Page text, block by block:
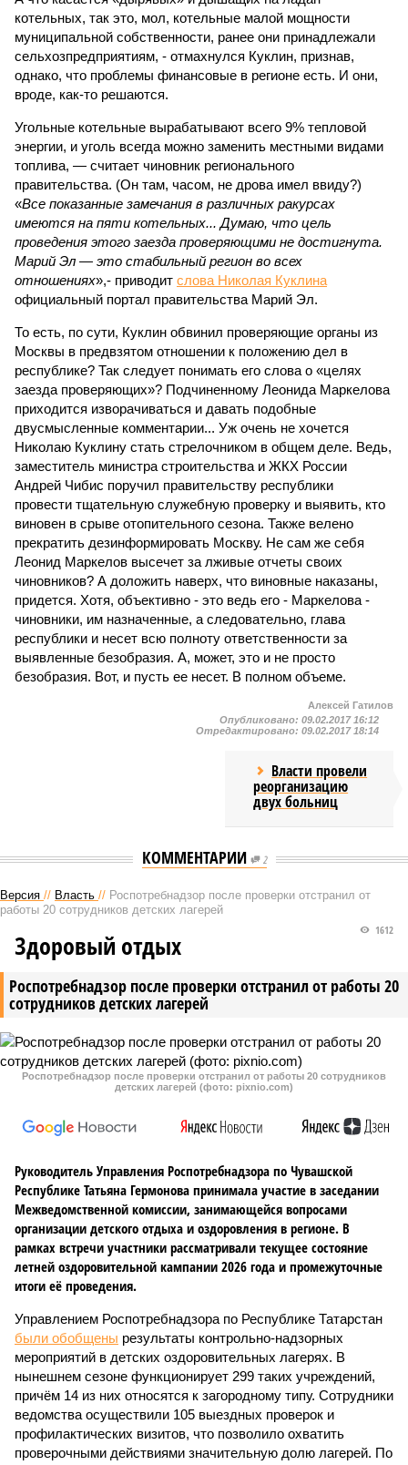
котельных, так это, мол, котельные малой мощности
муниципальной собственности, ранее они принадлежали
сельхозпредприятиям, - отмахнулся Куклин, признав,
однако, что проблемы финансовые в регионе есть. И они,
вроде, как-то решаются.
Угольные котельные вырабатывают всего 9% тепловой
энергии, и уголь всегда можно заменить местными видами
топлива, — считает чиновник регионального
правительства. (Он там, часом, не дрова имел ввиду?)
«Все показанные замечания в различных ракурсах
имеются на пяти котельных... Думаю, что цель
проведения этого заезда проверяющими не достигнута.
Марий Эл — это стабильный регион во всех
отношениях»,- приводит слова Николая Куклина
официальный портал правительства Марий Эл.
То есть, по сути, Куклин обвинил проверяющие органы из
Москвы в предвзятом отношении к положению дел в
республике? Так следует понимать его слова о «целях
заезда проверяющих»? Подчиненному Леонида Маркелова
приходится изворачиваться и давать подобные
двусмысленные комментарии... Уж очень не хочется
Николаю Куклину стать стрелочником в общем деле. Ведь,
заместитель министра строительства и ЖКХ России
Андрей Чибис поручил правительству республики
провести тщательную служебную проверку и выявить, кто
виновен в срыве отопительного сезона. Также велено
прекратить дезинформировать Москву. Не сам же себя
Леонид Маркелов высечет за лживые отчеты своих
чиновников? А доложить наверх, что виновные наказаны,
придется. Хотя, объективно - это ведь его - Маркелова -
чиновники, им назначенные, а следовательно, глава
республики и несет всю полноту ответственности за
выявленные безобразия. А, может, это и не просто
безобразия. Вот, и пусть ее несет. В полном объеме.
Алексей Гатилов
Опубликовано: 09.02.2017 16:12
Отредактировано: 09.02.2017 18:14
Власти провели
реорганизацию
двух больниц
КОММЕНТАРИИ 2
Версия // Власть // Роспотребнадзор после проверки отстранил от
работы 20 сотрудников детских лагерей
Роспотребнадзор после проверки отстранил от работы 20
сотрудников детских лагерей
1612
Здоровый отдых
Роспотребнадзор после проверки отстранил от работы 20 сотрудников
детских лагерей (фото: pixnio.com)
Руководитель Управления Роспотребнадзора по Чувашской
Республике Татьяна Гермонова принимала участие в заседании
Межведомственной комиссии, занимающейся вопросами
организации детского отдыха и оздоровления в регионе. В
рамках встречи участники рассматривали текущее состояние
летней оздоровительной кампании 2026 года и промежуточные
итоги её проведения.
Управлением Роспотребнадзора по Республике Татарстан
были обобщены результаты контрольно-надзорных
мероприятий в детских оздоровительных лагерях. В
нынешнем сезоне функционирует 299 таких учреждений,
причём 14 из них относятся к загородному типу. Сотрудники
ведомства осуществили 105 выездных проверок и
профилактических визитов, что позволило охватить
проверочными действиями значительную долю лагерей. По